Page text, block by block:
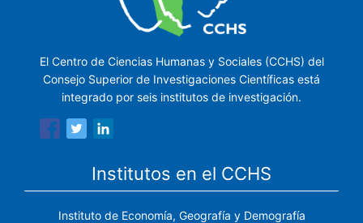
El Centro de Ciencias Humanas y Sociales (CCHS) del
Consejo Superior de Investigaciones Científicas está
integrado por seis institutos de investigación.
Institutos en el CCHS
Instituto de Economía, Geografía y Demografía